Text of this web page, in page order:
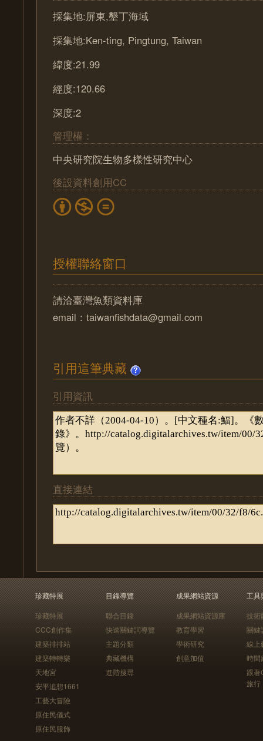
採集地:屏東,墾丁海域
採集地:Ken-ting, Pingtung, Taiwan
緯度:21.99
經度:120.66
深度:2
管理權：
中央研究院生物多樣性研究中心
後設資料創用CC
授權聯絡窗口
請洽臺灣魚類資料庫
email：taiwanfishdata@gmail.com
引用這筆典藏
引用資訊
直接連結
珍藏特展
珍藏特展
CCC創作集
建築排排站
建築轉轉樂
天地宮
安平追想1661
工藝大冒險
原住民儀式
原住民服飾
目錄導覽
聯合目錄
快速關鍵詞導覽
主題分類
典藏機構
進階搜尋
成果網站資源
成果網站資源庫
教育學習
學術研究
創意加值
工具
技術
關鍵
線上
時間
跟
旅行